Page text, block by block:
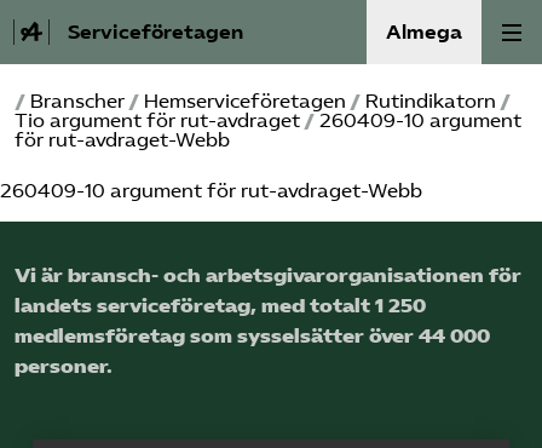
Serviceföretagen Almega
Om Service­företagen
Auktorisation
Våra frågor
SRY
/ Branscher / Hemservice­företagen / Rutindikatorn /
Tio argument för rut-avdraget / 260409-10 argument
för rut-avdraget-Webb
260409-10 argument för rut-avdraget-Webb
Vi är bransch- och arbetsgivar­organisationen för
landets service­företag, med totalt 1 250
medlems­företag som sysselsätter över 44 000
personer.